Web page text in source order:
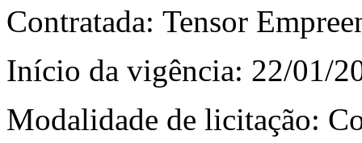
Contratada: Tensor
Início da vigência: 22/01/
Modalidade de licitação: